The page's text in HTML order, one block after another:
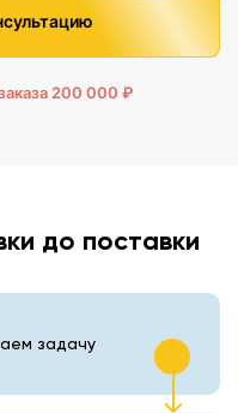
200 000 ₽
до поставки
задачу